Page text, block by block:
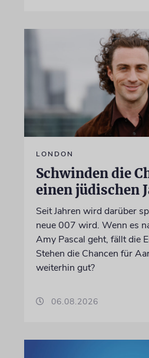
LONDON
Schwinden die
einen jüdischen
Seit Jahren wird darüber
neue 007 wird. Wenn es
Amy Pascal geht, fällt die
Stehen die Chancen für
weiterhin gut?
06.08.2026